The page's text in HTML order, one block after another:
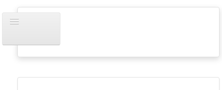
навигацию